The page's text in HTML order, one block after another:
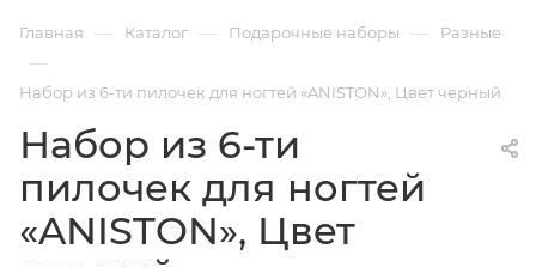
Главная — Каталог — Подарочные наборы — Разные
—
Набор из 6-ти пилочек для ногтей «ANISTON», Цвет черный
Набор из 6-ти
пилочек для ногтей
«ANISTON», Цвет